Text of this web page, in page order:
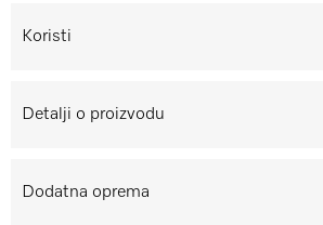
Koristi
Detalji o proizvodu
Dodatna oprema